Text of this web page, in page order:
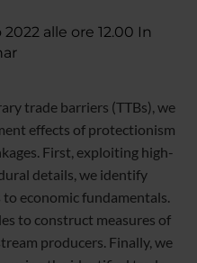
alle ore 12.00 In
trade barriers (TTBs), we
effects of protectionism
First, exploiting high-
details, we identify
economic fundamentals.
to construct measures of
producers. Finally, we